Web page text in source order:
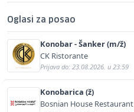
Oglasi za posao
Konobar - Šanker (m/ž)
CK Ristorante
Prijava do: 23.08.2026. u 23:59
Konobarica (ž)
Bosnian House Restaurant